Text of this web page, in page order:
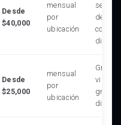
Desde
$40,000
mensual
por
ubicación
de 64
Desde
$25,000
mensual
por
ubicación
Gran